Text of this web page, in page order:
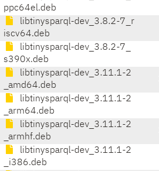
ppc64el.deb
libtinysparql-dev_3.8.2-7_r
iscv64.deb
libtinysparql-dev_3.8.2-7_
s390x.deb
libtinysparql-dev_3.11.1-2
_amd64.deb
libtinysparql-dev_3.11.1-2
_arm64.deb
libtinysparql-dev_3.11.1-2
_armhf.deb
libtinysparql-dev_3.11.1-2
_i386.deb